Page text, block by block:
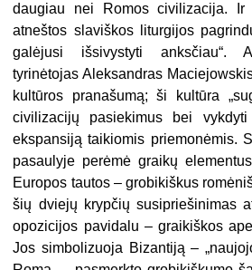
daugiau nei Romos civilizacija. Ir
atneštos slaviškos liturgijos
galėjusi išsivystyti anksčiau“.
tyrinėtojas Aleksandras
kultūros pranašumą; ši kultūra
civilizacijų pasiekimus bei
ekspansiją taikiomis priemonėmis.
pasaulyje perėmė graikų
Europos tautos – grobikiškus
šių dviejų krypčių susipriešinimas
opozicijos pavidalu – graikiškos
Jos simbolizuoja Bizantiją –